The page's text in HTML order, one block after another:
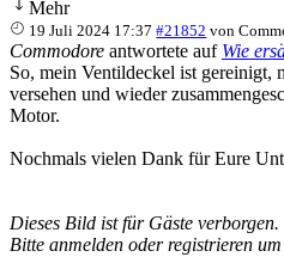
Mehr
19 Juli 2024 17:37 #21852 von
Commodore antwortete auf Wie
So, mein Ventildeckel ist gereinigt,
versehen und wieder
Motor.
Nochmals vielen Dank für Eure
Dieses Bild ist für Gäste verborgen.
Bitte anmelden oder registrieren